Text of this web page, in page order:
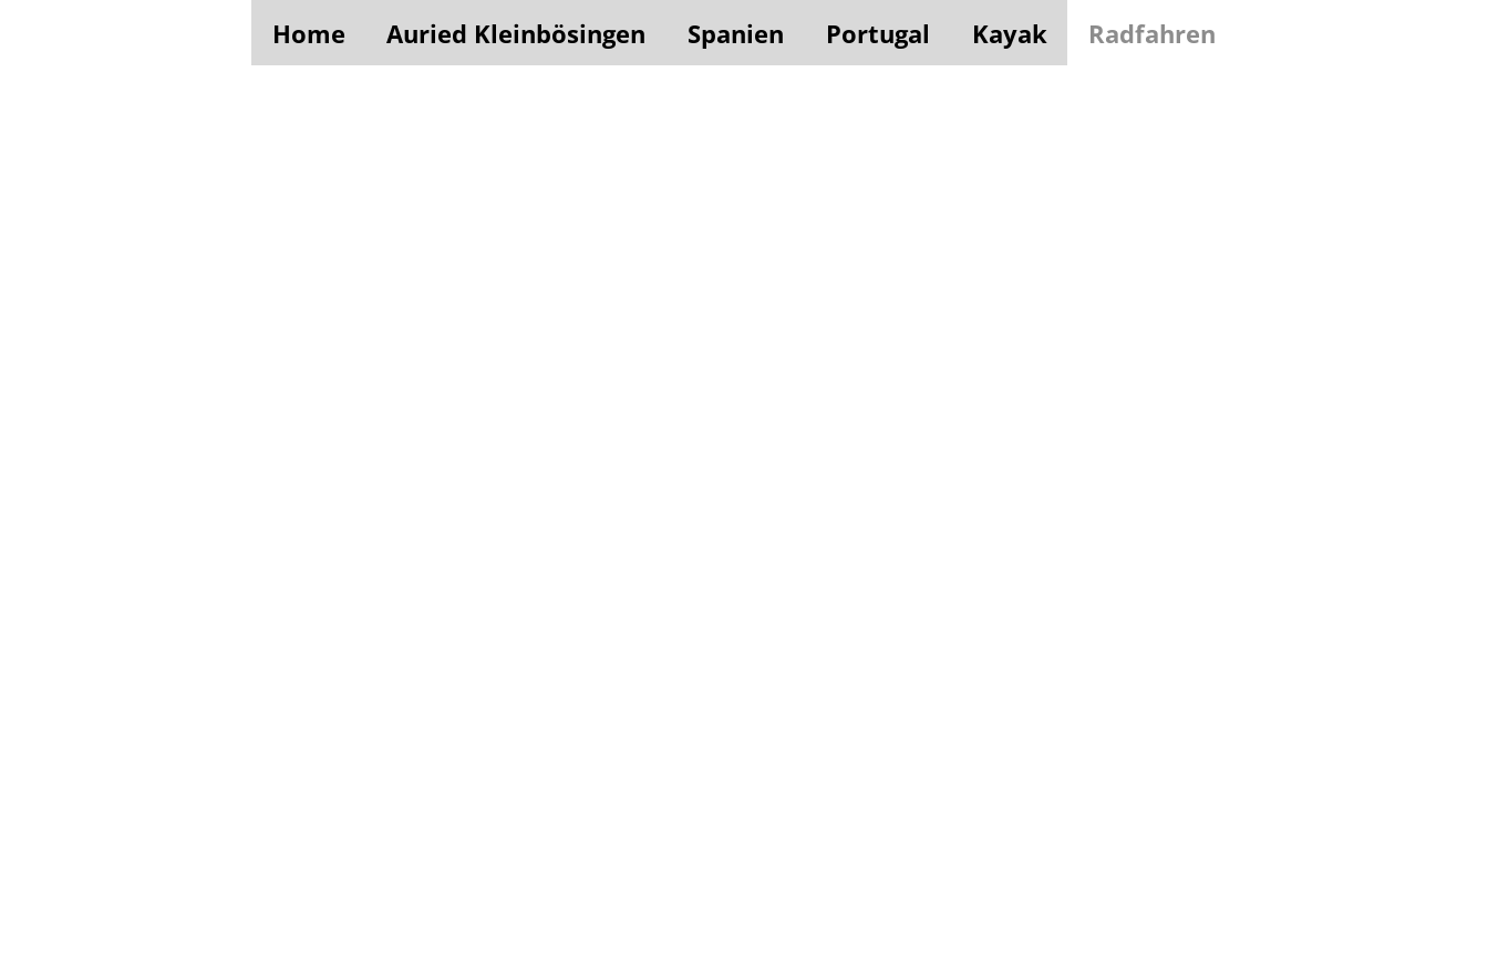
Home Auried Kleinbösingen Spanien Portugal Kayak Radfahren